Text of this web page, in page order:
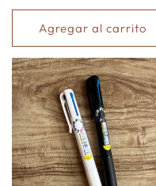
habitual
Agregar al carrito